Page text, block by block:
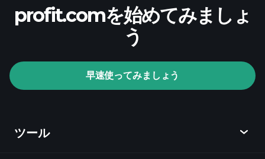
Playtradeトーナメン
profit.comを始めてみましょ
う
早速使ってみましょう
ツール